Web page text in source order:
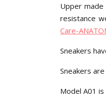
Upper
resistance
Care-
Sneakers
Sneakers
Model A01